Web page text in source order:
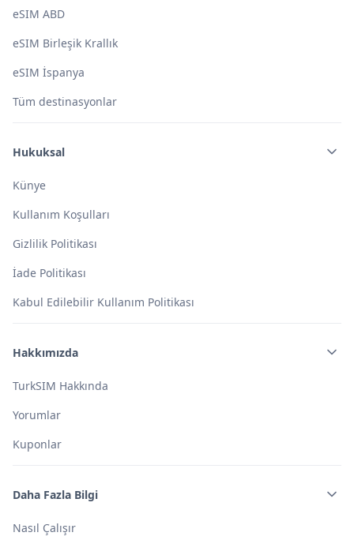
eSIM ABD
eSIM Birleşik Krallık
eSIM İspanya
Tüm destinasyonlar
Hukuksal
Künye
Kullanım Koşulları
Gizlilik Politikası
İade Politikası
Kabul Edilebilir Kullanım Politikası
Hakkımızda
TurkSIM Hakkında
Yorumlar
Kuponlar
Daha Fazla Bilgi
Nasıl Çalışır